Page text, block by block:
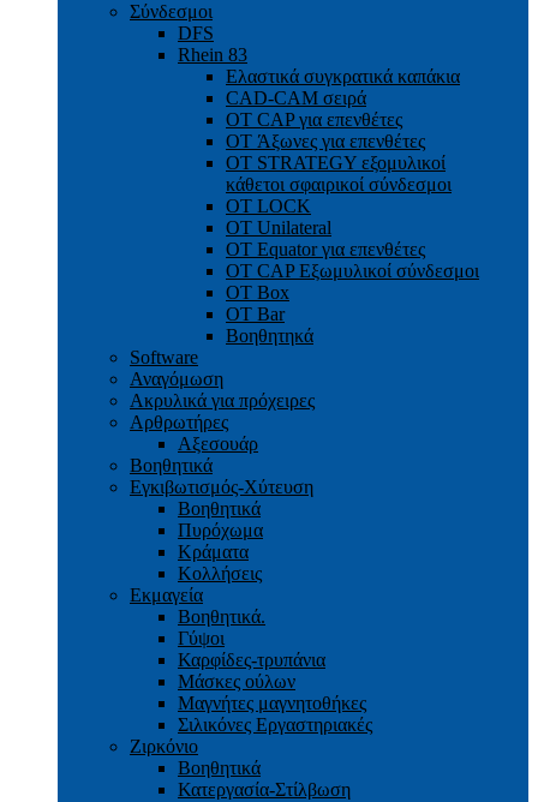
Σύνδεσμοι
DFS
Rhein 83
Ελαστικά συγκρατικά καπάκια
CAD-CAM σειρά
ΟΤ CAP για επενθέτες
OT Άξωνες για επενθέτες
OT STRATEGY εξομυλικοί
κάθετοι σφαιρικοί σύνδεσμοι
OT LOCK
OT Unilateral
OT Equator για επενθέτες
OT CAP Εξωμυλικοί σύνδεσμοι
OT Box
OT Bar
Bοηθητηκά
Software
Αναγόμωση
Ακρυλικά για πρόχειρες
Αρθρωτήρες
Αξεσουάρ
Βοηθητικά
Εγκιβωτισμός-Xύτευση
Βοηθητικά
Πυρόχωμα
Κράματα
Κολλήσεις
Εκμαγεία
Βοηθητικά.
Γύψοι
Καρφίδες-τρυπάνια
Μάσκες ούλων
Μαγνήτες μαγνητοθήκες
Σιλικόνες Εργαστηριακές
Ζιρκόνιο
Βοηθητικά
Κατεργασία-Στίλβωση